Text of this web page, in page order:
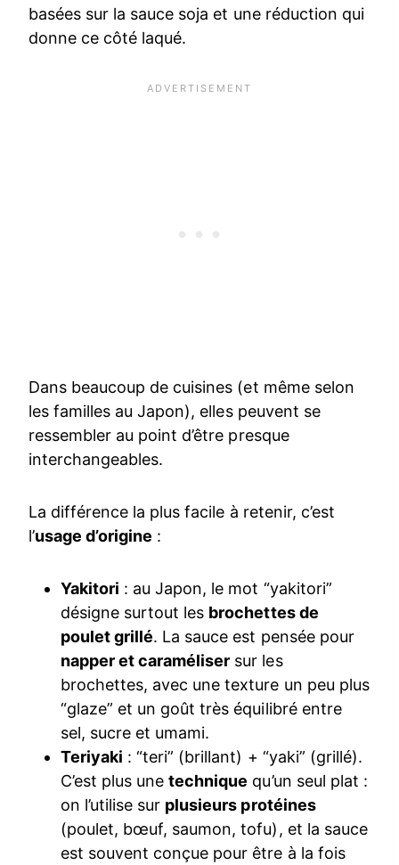
basées sur la sauce soja et une réduction qui
donne ce côté laqué.
Dans beaucoup de cuisines (et même selon
les familles au Japon), elles peuvent se
ressembler au point d’être presque
interchangeables.
La différence la plus facile à retenir, c’est
l’usage d’origine :
Yakitori : au Japon, le mot “yakitori”
désigne surtout les brochettes de
poulet grillé. La sauce est pensée pour
napper et caraméliser sur les
brochettes, avec une texture un peu plus
“glaze” et un goût très équilibré entre
sel, sucre et umami.
Teriyaki : “teri” (brillant) + “yaki” (grillé).
C’est plus unetechnique qu’un seul plat :
on l’utilise sur plusieurs protéines
(poulet, bœuf, saumon, tofu), et la sauce
est souvent conçue pour être à la fois